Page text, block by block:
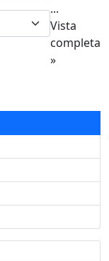
...
Vista
completa
»